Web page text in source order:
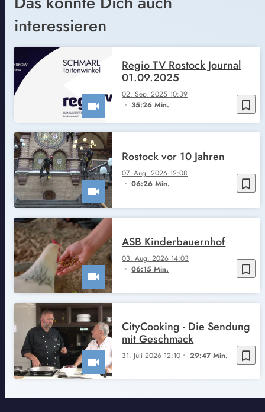
interessieren
bookmark_border
02. Sep. 2025 10:39
35:26 Min.
Regio TV Rostock Journal
01.09.2025
bookmark_border
07. Aug. 2026 12:08
06:26 Min.
Rostock vor 10 Jahren
bookmark_border
03. Aug. 2026 14:03
06:15 Min.
ASB Kinderbauernhof
bookmark_border
31. Juli 2026 12:10 29:47 Min.
CityCooking - Die Sendung
mit Geschmack